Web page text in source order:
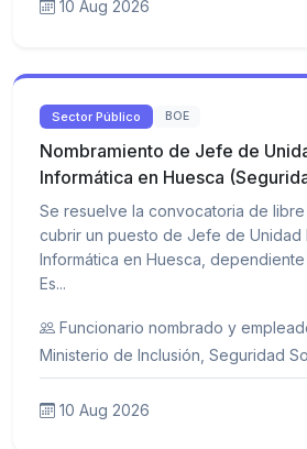
10 Aug 2026
Sector Público BOE
Nombramiento de Jefe de
Informática en Huesca
Se resuelve la convocatoria de
cubrir un puesto de Jefe de Unidad
Informática en Huesca,
Es...
Funcionario nombrado y
Ministerio de Inclusión, Seguridad
10 Aug 2026